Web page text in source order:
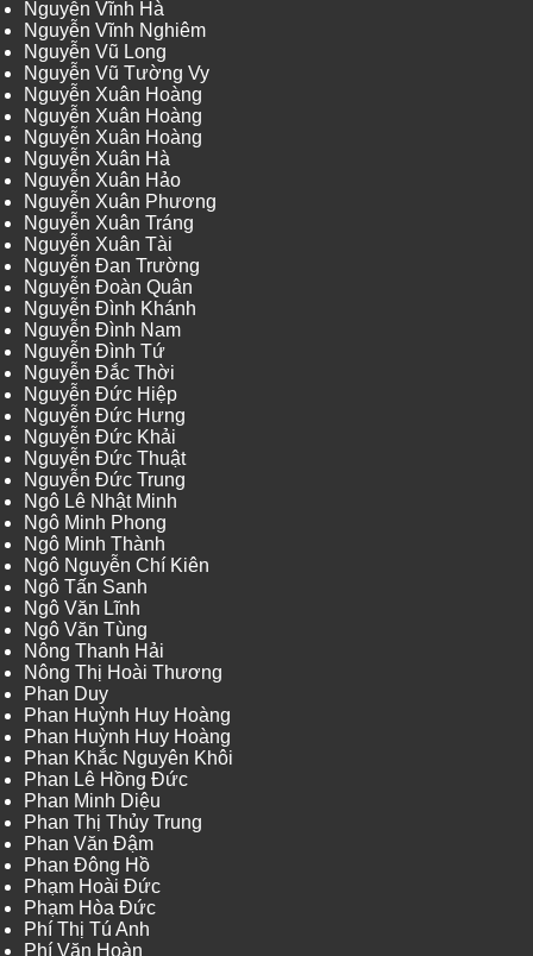
Nguyễn Vĩnh Hà
Nguyễn Vĩnh Nghiêm
Nguyễn Vũ Long
Nguyễn Vũ Tường Vy
Nguyễn Xuân Hoàng
Nguyễn Xuân Hoàng
Nguyễn Xuân Hoàng
Nguyễn Xuân Hà
Nguyễn Xuân Hảo
Nguyễn Xuân Phương
Nguyễn Xuân Tráng
Nguyễn Xuân Tài
Nguyễn Đan Trường
Nguyễn Đoàn Quân
Nguyễn Đình Khánh
Nguyễn Đình Nam
Nguyễn Đình Tứ
Nguyễn Đắc Thời
Nguyễn Đức Hiệp
Nguyễn Đức Hưng
Nguyễn Đức Khải
Nguyễn Đức Thuật
Nguyễn Đức Trung
Ngô Lê Nhật Minh
Ngô Minh Phong
Ngô Minh Thành
Ngô Nguyễn Chí Kiên
Ngô Tấn Sanh
Ngô Văn Lĩnh
Ngô Văn Tùng
Nông Thanh Hải
Nông Thị Hoài Thương
Phan Duy
Phan Huỳnh Huy Hoàng
Phan Huỳnh Huy Hoàng
Phan Khắc Nguyên Khôi
Phan Lê Hồng Đức
Phan Minh Diệu
Phan Thị Thủy Trung
Phan Văn Đậm
Phan Đông Hồ
Phạm Hoài Đức
Phạm Hòa Đức
Phí Thị Tú Anh
Phí Văn Hoàn